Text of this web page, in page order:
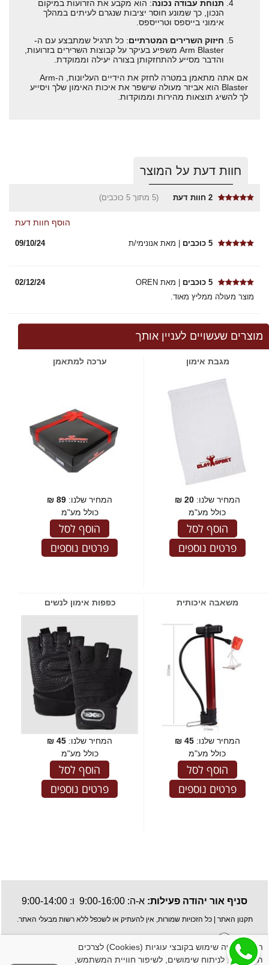
תנוחת עבודה נכונה: הוא מקבע את הזרועות במיקום
הנכון, כך שמונע חוסר יציבות שנגרם לעיתים במהלך
אימוני בייספס וטרייספס.
חיזוק השרירים המטרתיים: כל תרגיל שמתבצע עם ה-
Arm Blaster משפיע בעיקר על קבוצות השרירים בזרועות,
והדבר מסייע להתחזקותן בצורה יעילה וממוקדת.
אם אתה מתאמן במטרה לחזק את הידיים העליונות, ה-Arm
Blaster הוא אביזר מעולה שישפר את איכות האימון שלך ויסייע
לך להשיג תוצאות מהירות וממוקדות.
חוות דעת על המוצר
2 חוות דעת (5 מתוך 5 כוכבים)
הוסף חוות דעת
5 כוכבים | מאת אנונימי/ת 09/10/24
5 כוכבים | מאת OREN
02/12/24
מוצר מעולה ממליץ מאוד.
מוצרים שעשויים לעניין אותך
מגבת אימון
המחיר שלנו:20
₪
כולל מע"מ
הוסף לסל
פרטים נוספים
ערכה למתאמן
המחיר שלנו: 89
₪
כולל מע"מ
הוסף לסל
פרטים נוספים
משאבה איכותית
המחיר שלנו:45
₪
כולל מע"מ
הוסף לסל
פרטים נוספים
כפפות אימון לנשים
המחיר שלנו: 45
₪
כולל מע"מ
הוסף לסל
פרטים נוספים
סניף אור יהודה פעילות: א-ה: 9:00-16:00 ו: 9:00-14:00
תקנון האתר | כל הזכויות שמורות, אין להעתיק או לשכפל ללא רשות מבעלי האתר.
האתר עושה שימוש בקובצי עוגיות (Cookies) לצרכים
תפעוליים, לניתוח שימושים, לשיפור חוויית המשתמש,